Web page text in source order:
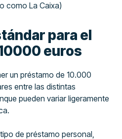
como La Caixa)
para el
euros
un préstamo de 10.000
entre las distintas
pueden variar ligeramente
de préstamo personal,